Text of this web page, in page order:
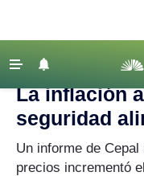
Agricultura
Lechería
‹ VOLVER
Agroclave inflación
La inflación
seguridad
Un informe de
precios incrementó